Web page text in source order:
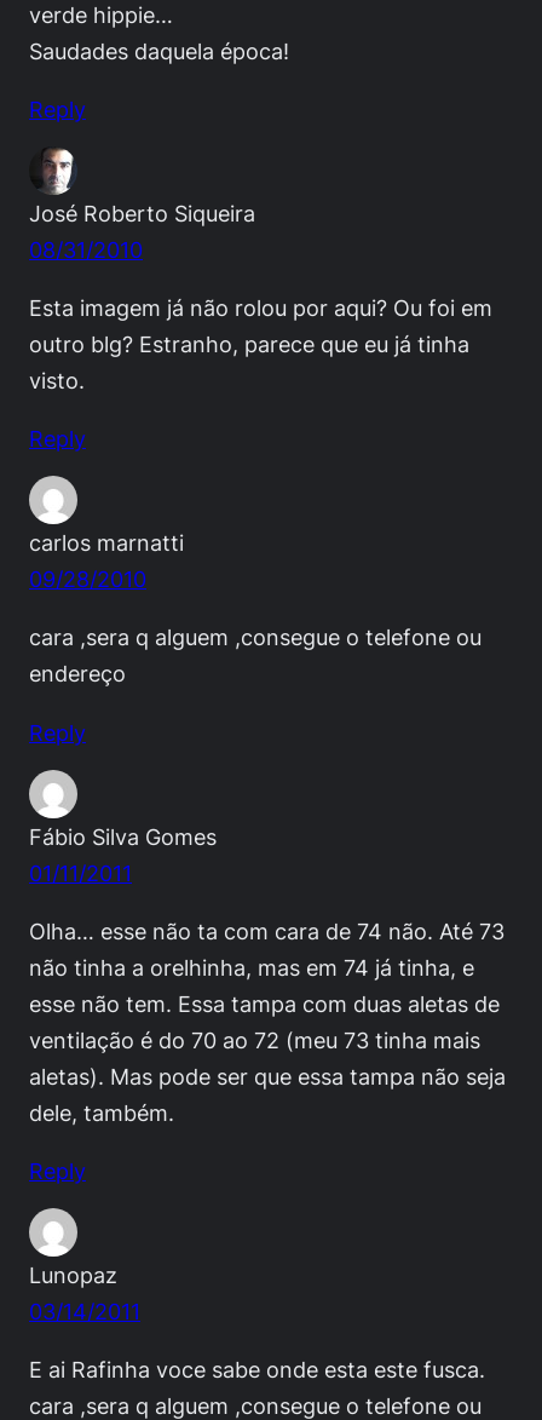
verde hippie…
Saudades daquela época!
Reply
José Roberto Siqueira
08/31/2010
Esta imagem já não rolou por aqui? Ou foi em
outro blg? Estranho, parece que eu já tinha
visto.
Reply
carlos marnatti
09/28/2010
cara ,sera q alguem ,consegue o telefone ou
endereço
Reply
Fábio Silva Gomes
01/11/2011
Olha… esse não ta com cara de 74 não. Até 73
não tinha a orelhinha, mas em 74 já tinha, e
esse não tem. Essa tampa com duas aletas de
ventilação é do 70 ao 72 (meu 73 tinha mais
aletas). Mas pode ser que essa tampa não seja
dele, também.
Reply
Lunopaz
03/14/2011
E ai Rafinha voce sabe onde esta este fusca.
cara ,sera q alguem ,consegue o telefone ou